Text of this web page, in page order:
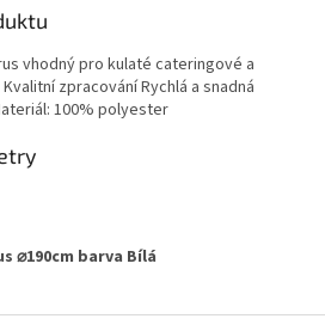
vhodný pro kulaté cateringové a
zpracování Rychlá a snadná
100% polyester
⌀190cm barva Bílá